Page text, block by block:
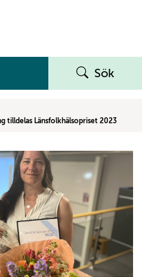
Sök
tilldelas Länsfolkhälsopriset 2023